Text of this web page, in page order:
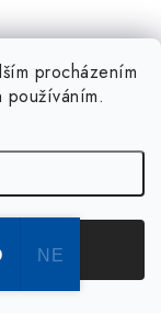
procházením
používáním.
NE